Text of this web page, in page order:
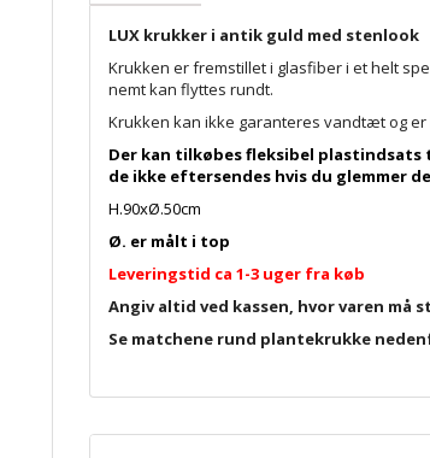
LUX krukker i antik guld med stenlook
Krukken er fremstillet i glasfiber i et helt
nemt kan flyttes rundt.
Krukken kan ikke garanteres vandtæt og
Der kan tilkøbes fleksibel plastindsats
de ikke eftersendes hvis du glemmer
H.90xØ.50cm
Ø. er målt i top
Leveringstid ca 1-3 uger fra køb
Angiv altid ved kassen, hvor varen må
Se matchene rund plantekrukke